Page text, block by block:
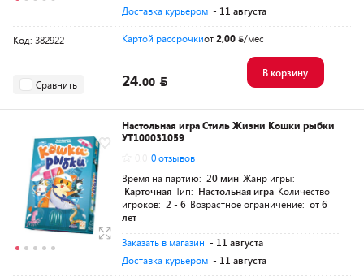
Доставка курьером - 11 августа
Код: 382922 Картой рассрочкиот2,00 /мес
Сравнить 24.00
В корзину
Настольная игра Стиль Жизни Кошки рыбки
УТ100031059
0 отзывов
Время на партию: 20 мин Жанр игры:
Карточная Тип: Настольная игра Количество
игроков: 2 - 6 Возрастное ограничение: от 6
лет
Заказать в магазин - 11 августа
Доставка курьером - 11 августа